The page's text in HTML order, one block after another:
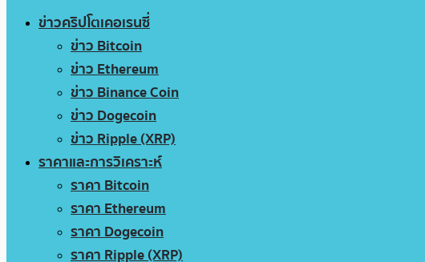
ข่าวคริปโตเคอเรนซี่
ข่าว Bitcoin
ข่าว Ethereum
ข่าว Binance Coin
ข่าว Dogecoin
ข่าว Ripple (XRP)
ราคาและการวิเคราะห์
ราคา Bitcoin
ราคา Ethereum
ราคา Dogecoin
ราคา Ripple (XRP)